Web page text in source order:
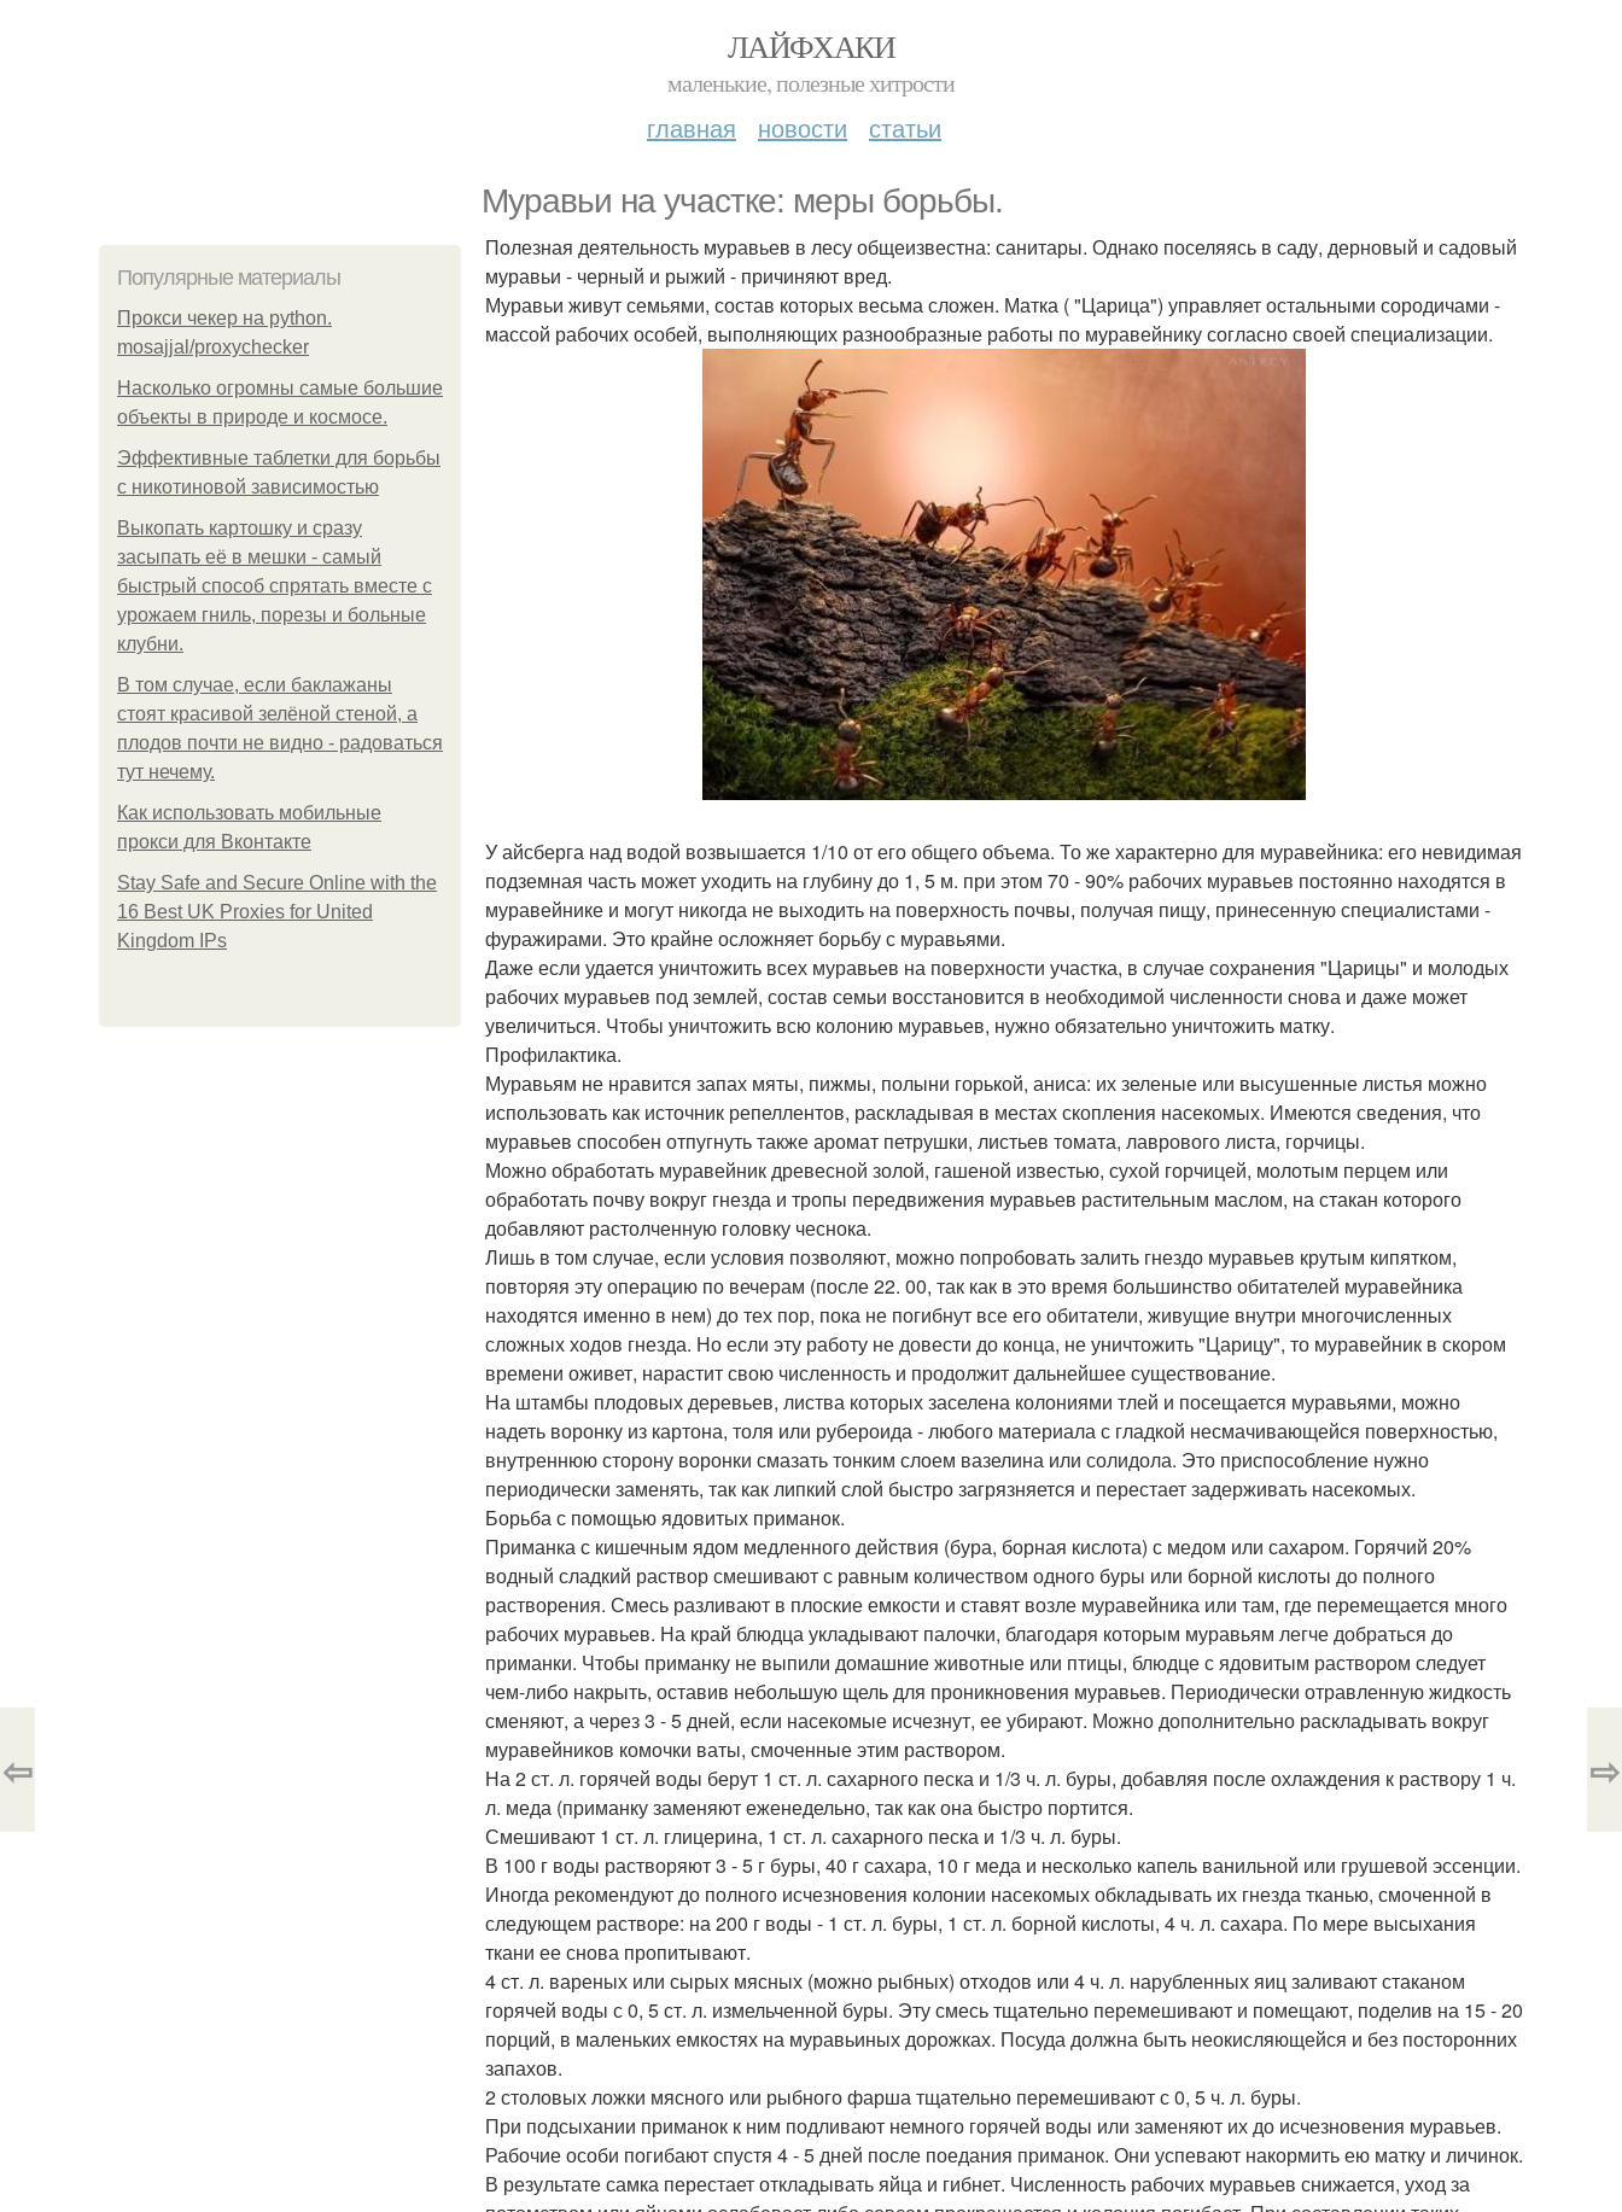
ЛАЙФХАКИ
маленькие, полезные хитрости
главная новости статьи
Муравьи на участке: меры борьбы.
Популярные материалы
Прокси чекер на python.
mosajjal/proxychecker
Насколько огромны самые большие
объекты в природе и космосе.
Эффективные таблетки для борьбы
с никотиновой зависимостью
Выкопать картошку и сразу
засыпать её в мешки - самый
быстрый способ спрятать вместе с
урожаем гниль, порезы и больные
клубни.
В том случае, если баклажаны
стоят красивой зелёной стеной, а
плодов почти не видно - радоваться
тут нечему.
Как использовать мобильные
прокси для Вконтакте
Stay Safe and Secure Online with the
16 Best UK Proxies for United
Kingdom IPs
Полезная деятельность муравьев в лесу общеизвестна: санитары. Однако поселяясь в саду, дерновый и садовый
муравьи - черный и рыжий - причиняют вред.
Муравьи живут семьями, состав которых весьма сложен. Матка ( "Царица") управляет остальными сородичами -
массой рабочих особей, выполняющих разнообразные работы по муравейнику согласно своей специализации.
У айсберга над водой возвышается 1/10 от его общего объема. То же характерно для муравейника: его невидимая
подземная часть может уходить на глубину до 1, 5 м. при этом 70 - 90% рабочих муравьев постоянно находятся в
муравейнике и могут никогда не выходить на поверхность почвы, получая пищу, принесенную специалистами -
фуражирами. Это крайне осложняет борьбу с муравьями.
Даже если удается уничтожить всех муравьев на поверхности участка, в случае сохранения "Царицы" и молодых
рабочих муравьев под землей, состав семьи восстановится в необходимой численности снова и даже может
увеличиться. Чтобы уничтожить всю колонию муравьев, нужно обязательно уничтожить матку.
Профилактика.
Муравьям не нравится запах мяты, пижмы, полыни горькой, аниса: их зеленые или высушенные листья можно
использовать как источник репеллентов, раскладывая в местах скопления насекомых. Имеются сведения, что
муравьев способен отпугнуть также аромат петрушки, листьев томата, лаврового листа, горчицы.
Можно обработать муравейник древесной золой, гашеной известью, сухой горчицей, молотым перцем или
обработать почву вокруг гнезда и тропы передвижения муравьев растительным маслом, на стакан которого
добавляют растолченную головку чеснока.
Лишь в том случае, если условия позволяют, можно попробовать залить гнездо муравьев крутым кипятком,
повторяя эту операцию по вечерам (после 22. 00, так как в это время большинство обитателей муравейника
находятся именно в нем) до тех пор, пока не погибнут все его обитатели, живущие внутри многочисленных
сложных ходов гнезда. Но если эту работу не довести до конца, не уничтожить "Царицу", то муравейник в скором
времени оживет, нарастит свою численность и продолжит дальнейшее существование.
На штамбы плодовых деревьев, листва которых заселена колониями тлей и посещается муравьями, можно
надеть воронку из картона, толя или рубероида - любого материала с гладкой несмачивающейся поверхностью,
внутреннюю сторону воронки смазать тонким слоем вазелина или солидола. Это приспособление нужно
периодически заменять, так как липкий слой быстро загрязняется и перестает задерживать насекомых.
Борьба с помощью ядовитых приманок.
Приманка с кишечным ядом медленного действия (бура, борная кислота) с медом или сахаром. Горячий 20%
водный сладкий раствор смешивают с равным количеством одного буры или борной кислоты до полного
растворения. Смесь разливают в плоские емкости и ставят возле муравейника или там, где перемещается много
рабочих муравьев. На край блюдца укладывают палочки, благодаря которым муравьям легче добраться до
приманки. Чтобы приманку не выпили домашние животные или птицы, блюдце с ядовитым раствором следует
чем-либо накрыть, оставив небольшую щель для проникновения муравьев. Периодически отравленную жидкость
сменяют, а через 3 - 5 дней, если насекомые исчезнут, ее убирают. Можно дополнительно раскладывать вокруг
муравейников комочки ваты, смоченные этим раствором.
На 2 ст. л. горячей воды берут 1 ст. л. сахарного песка и 1/3 ч. л. буры, добавляя после охлаждения к раствору 1 ч.
л. меда (приманку заменяют еженедельно, так как она быстро портится.
Смешивают 1 ст. л. глицерина, 1 ст. л. сахарного песка и 1/3 ч. л. буры.
В 100 г воды растворяют 3 - 5 г буры, 40 г сахара, 10 г меда и несколько капель ванильной или грушевой эссенции.
Иногда рекомендуют до полного исчезновения колонии насекомых обкладывать их гнезда тканью, смоченной в
следующем растворе: на 200 г воды - 1 ст. л. буры, 1 ст. л. борной кислоты, 4 ч. л. сахара. По мере высыхания
ткани ее снова пропитывают.
4 ст. л. вареных или сырых мясных (можно рыбных) отходов или 4 ч. л. нарубленных яиц заливают стаканом
горячей воды с 0, 5 ст. л. измельченной буры. Эту смесь тщательно перемешивают и помещают, поделив на 15 - 20
порций, в маленьких емкостях на муравьиных дорожках. Посуда должна быть неокисляющейся и без посторонних
запахов.
2 столовых ложки мясного или рыбного фарша тщательно перемешивают с 0, 5 ч. л. буры.
При подсыхании приманок к ним подливают немного горячей воды или заменяют их до исчезновения муравьев.
Рабочие особи погибают спустя 4 - 5 дней после поедания приманок. Они успевают накормить ею матку и личинок.
В результате самка перестает откладывать яйца и гибнет. Численность рабочих муравьев снижается, уход за
⇦ ⇨